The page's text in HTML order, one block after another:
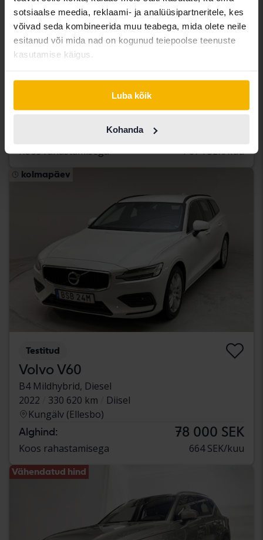
sotsiaalse meedia, reklaami- ja analüüsipartneritele, kes
võivad seda kombineerida muu teabega, mida olete neile
esitanud või mida nad on kogunud teiepoolse teenuste
kasutamise käigus.
Luba kõik
Kohanda
Testitud
Diisel
Koos rahastamisega 1 874 SEK/kuu
kolmapäev
Testitud
Volvo V60
B4 Mildhybrid, Diesel
2022
330 620 km
Diisel
Kungälv (Ellesbo)
Alghind: 78 000 SEK
Koos rahastamisega 664 SEK/kuu
Vähendatud hind